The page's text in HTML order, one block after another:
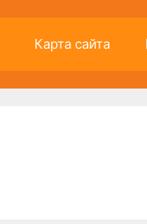
Карта сайта